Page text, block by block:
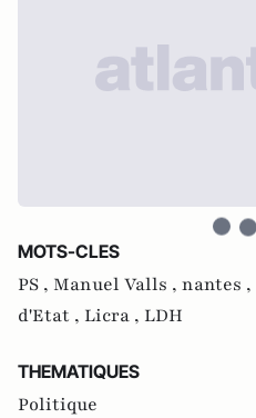
MOTS-CLES
PS , Manuel Valls , nantes ,
d'Etat , Licra , LDH
THEMATIQUES
Politique